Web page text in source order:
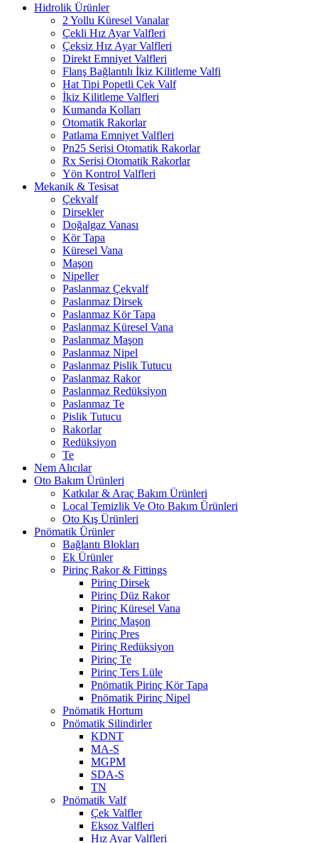
Hidrolik Ürünler
2 Yollu Küresel Vanalar
Çekli Hız Ayar Valfleri
Çeksiz Hız Ayar Valfleri
Direkt Emniyet Valfleri
Flanş Bağlantılı İkiz Kilitleme Valfi
Hat Tipi Popetli Çek Valf
İkiz Kilitleme Valfleri
Kumanda Kolları
Otomatik Rakorlar
Patlama Emniyet Valfleri
Pn25 Serisi Otomatik Rakorlar
Rx Serisi Otomatik Rakorlar
Yön Kontrol Valfleri
Mekanik & Tesisat
Çekvalf
Dirsekler
Doğalgaz Vanası
Kör Tapa
Küresel Vana
Maşon
Nipeller
Paslanmaz Çekvalf
Paslanmaz Dirsek
Paslanmaz Kör Tapa
Paslanmaz Küresel Vana
Paslanmaz Maşon
Paslanmaz Nipel
Paslanmaz Pislik Tutucu
Paslanmaz Rakor
Paslanmaz Redüksiyon
Paslanmaz Te
Pislik Tutucu
Rakorlar
Redüksiyon
Te
Nem Alıcılar
Oto Bakım Ürünleri
Katkılar & Araç Bakım Ürünleri
Local Temizlik Ve Oto Bakım Ürünleri
Oto Kış Ürünleri
Pnömatik Ürünler
Bağlantı Blokları
Ek Ürünler
Pirinç Rakor & Fittings
Pirinç Dirsek
Pirinç Düz Rakor
Pirinç Küresel Vana
Pirinç Maşon
Pirinç Pres
Pirinç Redüksiyon
Pirinç Te
Pirinç Ters Lüle
Pnömatik Pirinç Kör Tapa
Pnömatik Pirinç Nipel
Pnömatik Hortum
Pnömatik Silindirler
KDNT
MA-S
MGPM
SDA-S
TN
Pnömatik Valf
Çek Valfler
Eksoz Valfleri
Hız Ayar Valfleri